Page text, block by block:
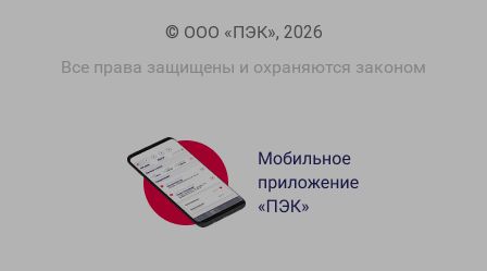
© ООО «ПЭК», 2026
Все права защищены и охраняются законом